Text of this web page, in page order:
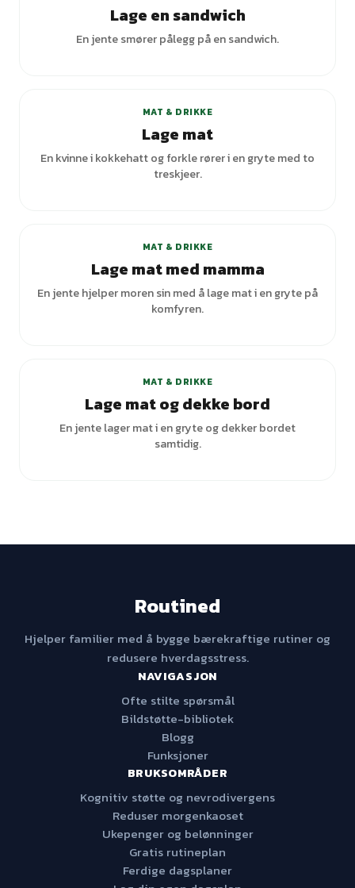
Lage en sandwich
En jente smører pålegg på en sandwich.
MAT & DRIKKE
Lage mat
En kvinne i kokkehatt og forkle rører i en gryte med to
treskjeer.
MAT & DRIKKE
Lage mat med mamma
En jente hjelper moren sin med å lage mat i en gryte på
komfyren.
MAT & DRIKKE
Lage mat og dekke bord
En jente lager mat i en gryte og dekker bordet
samtidig.
Routined
Hjelper familier med å bygge bærekraftige rutiner og
redusere hverdagsstress.
NAVIGASJON
Ofte stilte spørsmål
Bildstøtte-bibliotek
Blogg
Funksjoner
BRUKSOMRÅDER
Kognitiv støtte og nevrodivergens
Reduser morgenkaoset
Ukepenger og belønninger
Gratis rutineplan
Ferdige dagsplaner